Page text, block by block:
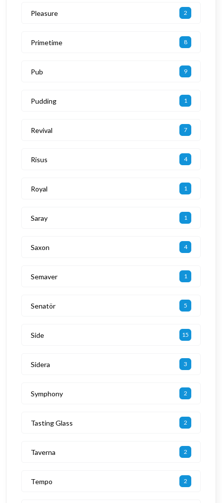
Pleasure 2
Primetime 8
Pub 9
Pudding 1
Revival 7
Risus 4
Royal 1
Saray 1
Saxon 4
Semaver 1
Senatör 5
Side 15
Sidera 3
Symphony 2
Tasting Glass 2
Taverna 2
Tempo 2